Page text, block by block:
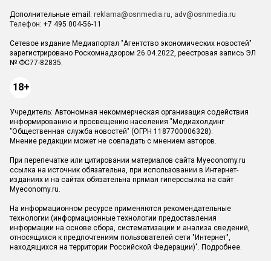
Дополнительные email: reklama@osnmedia.ru, adv@osnmedia.ru
Телефон: +7 495 004-56-11
Сетевое издание Медиапортал "Агентство экономических новостей"
зарегистрировано Роскомнадзором 26.04.2022, реестровая запись ЭЛ
№ ФС77-82835.
18+
Учредитель: Автономная некоммерческая организация содействия
информированию и просвещению населения "Медиахолдинг
"Общественная служба новостей" (ОГРН 1187700006328).
Мнение редакции может не совпадать с мнением авторов.
При перепечатке или цитировании материалов сайта Myeconomy.ru
ссылка на источник обязательна, при использовании в Интернет-
изданиях и на сайтах обязательна прямая гиперссылка на сайт
Myeconomy.ru.
На информационном ресурсе применяются рекомендательные
технологии (информационные технологии предоставления
информации на основе сбора, систематизации и анализа сведений,
относящихся к предпочтениям пользователей сети "Интернет",
находящихся на территории Российской Федерации)". Подробнее.